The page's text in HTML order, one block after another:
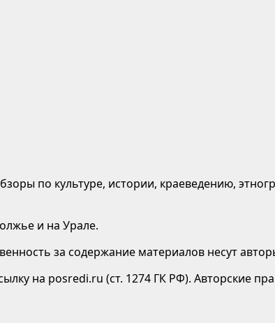
по культуре, истории, краеведению,
и на Урале.
за содержание материалов несут
на posredi.ru (ст. 1274 ГК РФ). Авторские